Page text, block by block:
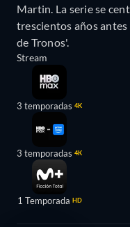
Martin. La serie se
trescientos años
de Tronos'.
Stream
3 temporadas 4K
3 temporadas 4K
1 Temporada HD